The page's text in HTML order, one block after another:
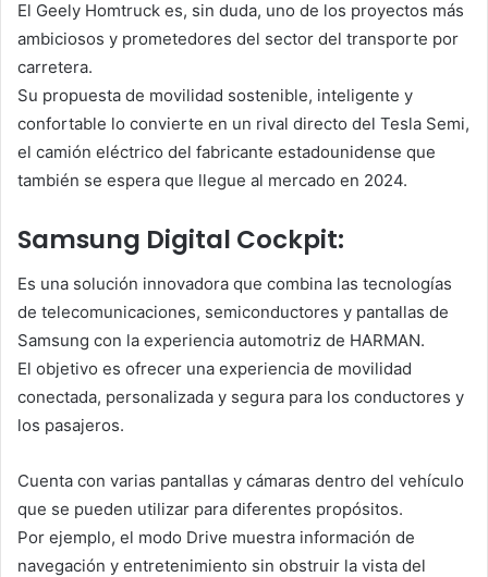
El Geely Homtruck es, sin duda, uno de los proyectos más
ambiciosos y prometedores del sector del transporte por
carretera.
Su propuesta de movilidad sostenible, inteligente y
confortable lo convierte en un rival directo del Tesla Semi,
el camión eléctrico del fabricante estadounidense que
también se espera que llegue al mercado en 2024.
Samsung Digital Cockpit:
Es una solución innovadora que combina las tecnologías
de telecomunicaciones, semiconductores y pantallas de
Samsung con la experiencia automotriz de HARMAN.
El objetivo es ofrecer una experiencia de movilidad
conectada, personalizada y segura para los conductores y
los pasajeros.
Cuenta con varias pantallas y cámaras dentro del vehículo
que se pueden utilizar para diferentes propósitos.
Por ejemplo, el modo Drive muestra información de
navegación y entretenimiento sin obstruir la vista del